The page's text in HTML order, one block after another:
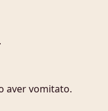
aver vomitato.